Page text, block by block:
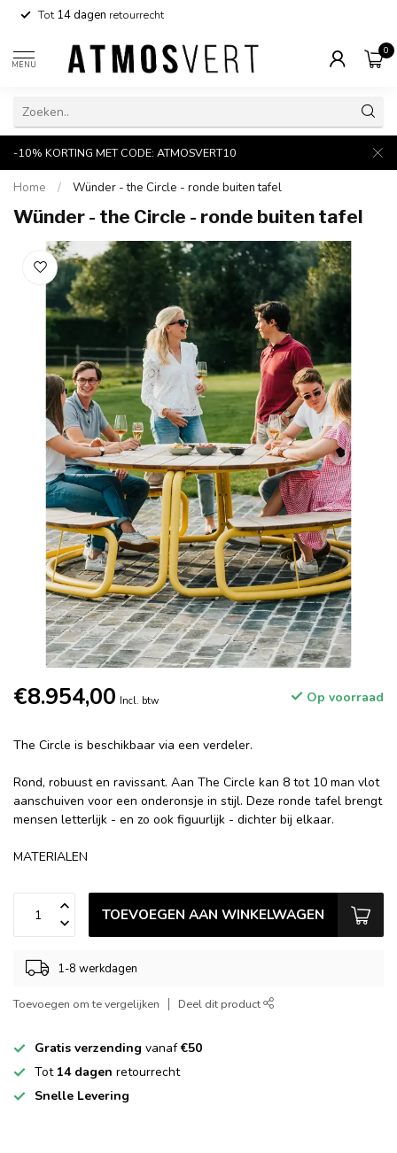
Tot14 dagen retourrecht
MENU
0
-10% KORTING MET CODE: ATMOSVERT10
Home / Wünder - the Circle - ronde buiten tafel
Wünder - the Circle - ronde buiten tafel
€8.954,00 Incl. btw Op voorraad
The Circle is beschikbaar via een verdeler.
Rond, robuust en ravissant. Aan The Circle kan 8 tot 10 man vlot
aanschuiven voor een onderonsje in stijl. Deze ronde tafel brengt
mensen letterlijk - en zo ook figuurlijk - dichter bij elkaar.
MATERIALEN
TOEVOEGEN AAN WINKELWAGEN
1-8 werkdagen
Toevoegen om te vergelijken Deel dit product
Gratis verzending vanaf€50
Tot 14 dagen retourrecht
Snelle Levering